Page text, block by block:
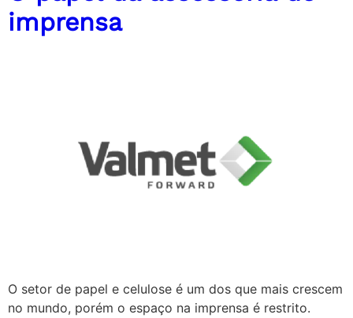
imprensa
O setor de papel e celulose é um dos que mais crescem
no mundo, porém o espaço na imprensa é restrito.